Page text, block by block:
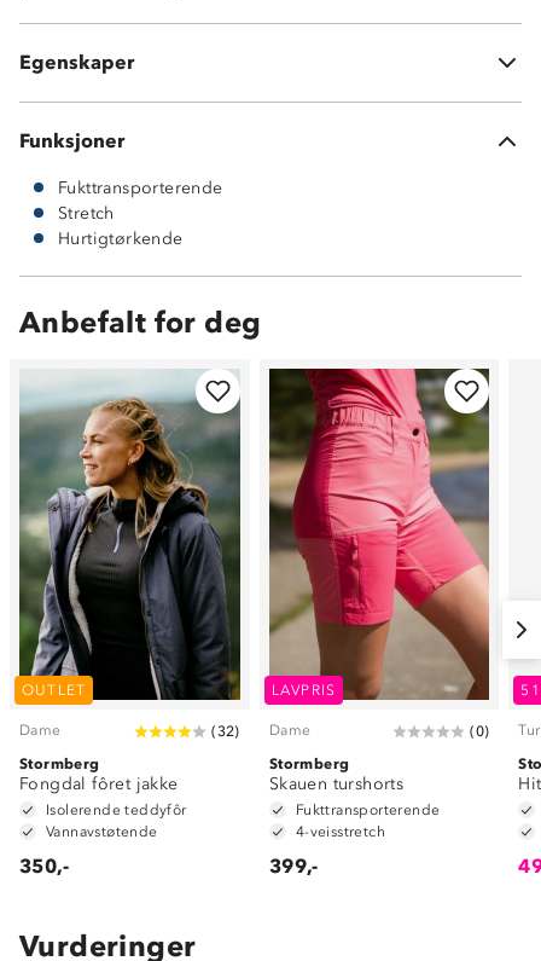
Egenskaper
95 % nylon og 5 % elastan
Funksjoner
Fukttransporterende
Stretch
Hurtigtørkende
Anbefalt for deg
OUTLET
Dame (32)
Stormberg
Fongdal fôret jakke
Isolerende teddyfôr
Vannavstøtende
350,-
LAVPRIS
Dame (0)
Stormberg
Skauen turshorts
Fukttransporterende
4-veisstretch
399,-
Vurderinger